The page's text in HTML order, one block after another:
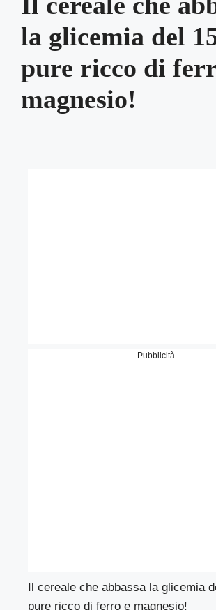
la glicemia del
pure ricco di
magnesio!
Pubblicità
Il cereale che abbassa la glicemia
pure ricco di ferro e magnesio!